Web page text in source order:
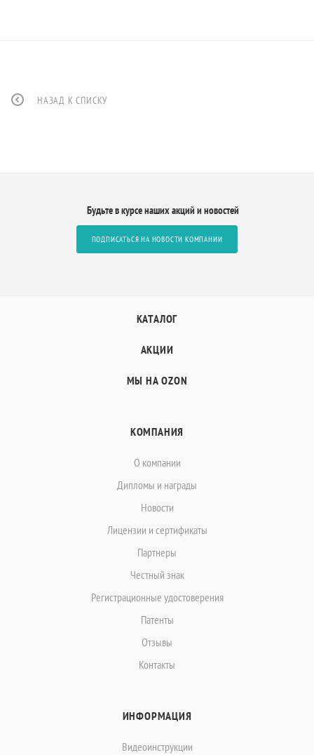
НАЗАД К СПИСКУ
Будьте в курсе наших акций и новостей
ПОДПИСАТЬСЯ НА НОВОСТИ КОМПАНИИ
КАТАЛОГ
АКЦИИ
МЫ НА OZON
КОМПАНИЯ
О компании
Дипломы и награды
Новости
Лицензии и сертификаты
Партнеры
Честный знак
Регистрационные удостоверения
Патенты
Отзывы
Контакты
ИНФОРМАЦИЯ
Видеоинструкции